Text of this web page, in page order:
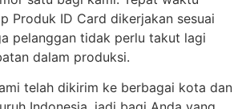
Produk ID Card dikerjakan sesuai
pelanggan tidak perlu takut lagi
dalam produksi.
telah dikirim ke berbagai kota dan